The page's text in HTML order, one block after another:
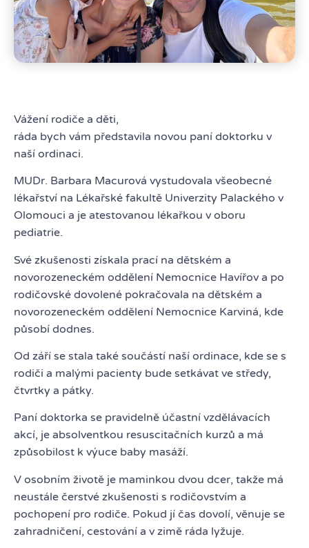
Vážení rodiče a děti,
ráda bych vám představila novou paní doktorku v
naší ordinaci.
MUDr. Barbara Macurová vystudovala všeobecné
lékařství na Lékařské fakultě Univerzity Palackého v
Olomouci a je atestovanou lékařkou v oboru
pediatrie.
Své zkušenosti získala prací na dětském a
novorozeneckém oddělení Nemocnice Havířov a po
rodičovské dovolené pokračovala na dětském a
novorozeneckém oddělení Nemocnice Karviná, kde
působí dodnes.
Od září se stala také součástí naší ordinace, kde se s
rodiči a malými pacienty bude setkávat ve středy,
čtvrtky a pátky.
Paní doktorka se pravidelně účastní vzdělávacích
akcí, je absolventkou resuscitačních kurzů a má
způsobilost k výuce baby masáží.
V osobním životě je maminkou dvou dcer, takže má
neustále čerstvé zkušenosti s rodičovstvím a
pochopení pro rodiče. Pokud jí čas dovolí, věnuje se
zahradničení, cestování a v zimě ráda lyžuje.